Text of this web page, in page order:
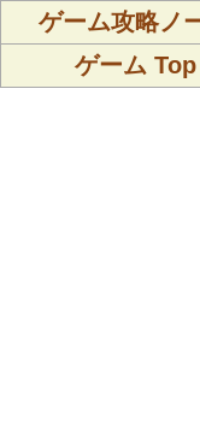
ゲーム攻略ノ
ゲーム Top